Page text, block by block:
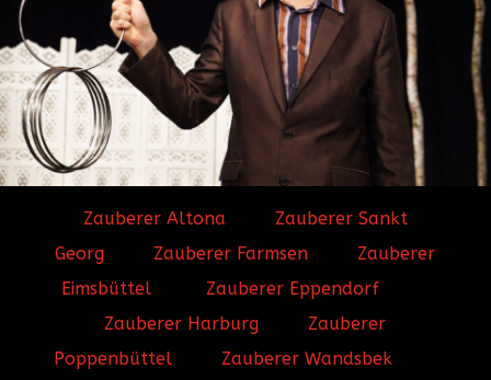
Zauberer Altona
Zauberer Sankt
Georg
Zauberer Farmsen
Zauberer
Eimsbüttel
Zauberer Eppendorf
Zauberer Harburg
Zauberer
Poppenbüttel
Zauberer Wandsbek